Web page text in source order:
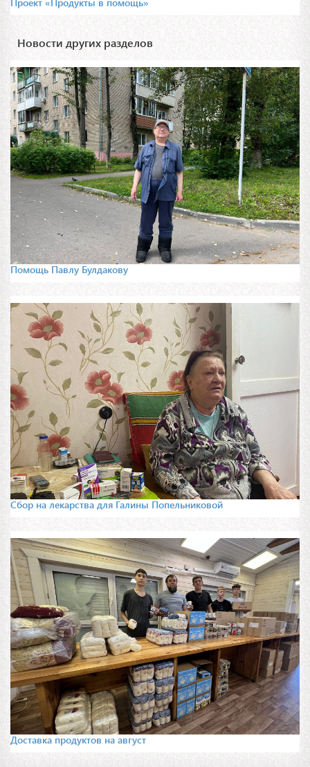
Проект «Продукты в помощь»
Новости других разделов
Помощь Павлу Булдакову
Сбор на лекарства для Галины Попельниковой
Доставка продуктов на август